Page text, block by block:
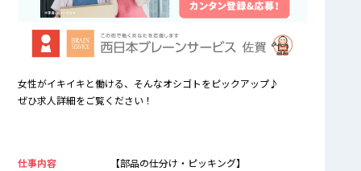
仕事内容
【部品の仕分け・ピッキング】
女性がイキイキと働ける、そんなオシゴトをピックアップ♪
ぜひ求人詳細をご覧ください！